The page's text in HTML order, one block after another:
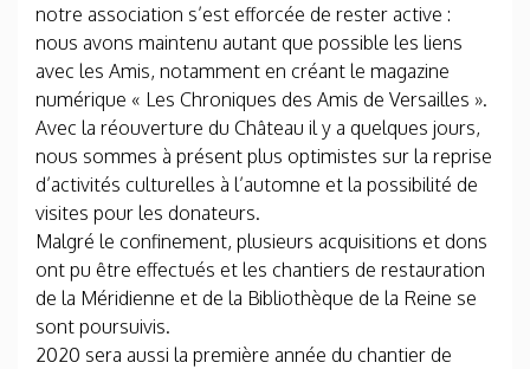
notre association s’est efforcée de rester active :
nous avons maintenu autant que possible les liens
avec les Amis, notamment en créant le magazine
numérique « Les Chroniques des Amis de Versailles ».
Avec la réouverture du Château il y a quelques jours,
nous sommes à présent plus optimistes sur la reprise
d’activités culturelles à l’automne et la possibilité de
visites pour les donateurs.
Malgré le confinement, plusieurs acquisitions et dons
ont pu être effectués et les chantiers de restauration
de la Méridienne et de la Bibliothèque de la Reine se
sont poursuivis.
2020 sera aussi la première année du chantier de